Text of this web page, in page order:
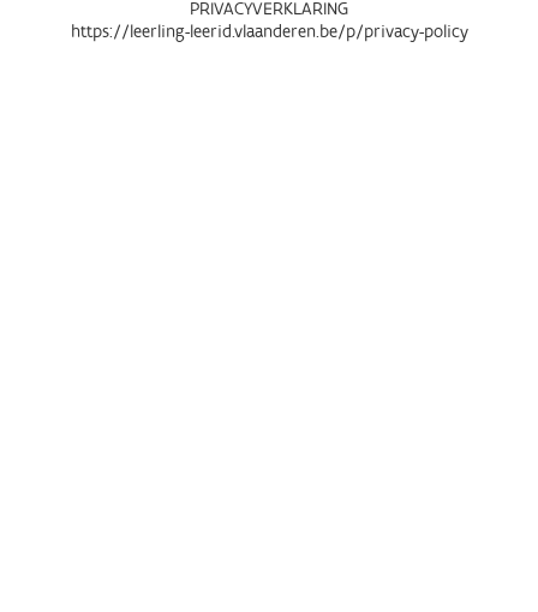
PRIVACYVERKLARING
https://leerling-leerid.vlaanderen.be/p/privacy-policy